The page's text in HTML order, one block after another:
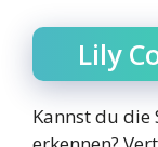
Lily
Kannst du die